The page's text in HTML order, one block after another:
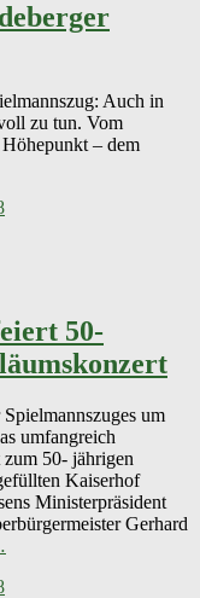
Auch in
zu tun. Vom
– dem
50-
um
umfangreich
50- jährigen
Kaiserhof
Ministerpräsident
Gerhard